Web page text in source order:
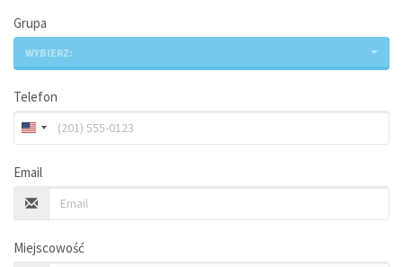
Grupa
WYBIERZ:
Telefon
Email
Miejscowość